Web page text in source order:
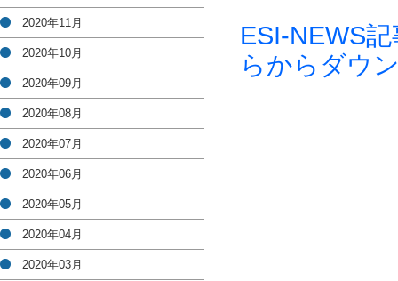
ESI-NEWS
らからダウ
2020年11月
2020年10月
2020年09月
2020年08月
2020年07月
2020年06月
2020年05月
2020年04月
2020年03月